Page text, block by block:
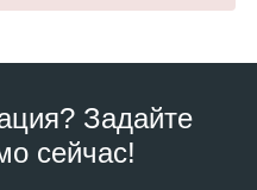
Задайте
сейчас!